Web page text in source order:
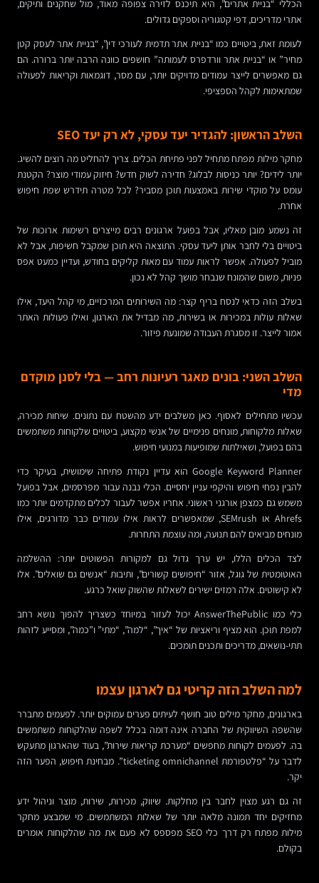
הכללי “בניית אתרים”, היא תיכנס לזירה צפופה מאוד, מול שחקנים ותיקים,
אתרי מדריכים, דפי קטגוריה וספקים גדולים.
לעומת זאת, ביטויים כמו “בניית אתר תדמית לעורכי דין”, “בניית אתר לעסק קטן
מחיר” או “בניית אתר וורדפרס לעמותה” חושפים כוונה הרבה יותר ברורה. הם
גם מאפשרים לייצר עמודים מדויקים יותר, עם מסר, דוגמאות וקריאות לפעולה
שמתאימות לקהל הספציפי.
השלב הראשון: להגדיר יעד עסקי, לא רק יעד SEO
מחקר מילות מפתח מתחיל לפני פתיחת הכלים. צריך להחליט מה רוצים להשיג.
יותר לידים? יותר כניסות לבלוג? חדירה לשוק חדש? חיזוק עמודי מוצר? הקטנת
עומס על מוקדי שירות באמצעות תוכן מסביר? לכל מטרה תידרש שפת חיפוש
אחרת.
זה נשמע מובן מאליו, אבל בפועל ארגונים רבים מייצרים רשימות ארוכות של
ביטויים בלי לחבר אותן ליעד עסקי. התוצאה היא תוכן שמקבל חשיפות, אבל לא
מוביל לפעולה. אפשר לראות עמוד עם מאות קליקים בחודש, ועדיין כמעט אפס
פניות, משום שהמונח שנבחר מושך קהל לא נכון.
בשלב הזה כדאי לנסח בריף קצר: מה השירותים המרכזיים, מי קהל היעד, אילו
שאלות עולות במכירות או בשירות, מה מבדיל את הארגון, ואילו פעולות האתר
אמור לייצר. זו מסגרת העבודה שמונעת פיזור.
השלב השני: בונים מאגר רעיונות רחב — בלי לסנן מוקדם
מדי
עכשיו מתחילים לאסוף. כאן משלבים ידע מהשטח עם נתונים. שיחות מכירה,
שאלות מלקוחות, מונחים פנימיים של אנשי מקצוע, ביטויים שלקוחות משתמשים
בהם בפועל, ושאילתות שמופיעות במנועי חיפוש.
Google Keyword Planner הוא עדיין נקודת פתיחה שימושית, בעיקר כדי
להבין נפחי חיפוש והיקפי עניין יחסיים. הכלי נבנה עבור מפרסמים, אבל בפועל
משמש גם כמצפן אורגני ראשוני. אחריו אפשר לעבור לכלים מתקדמים יותר כמו
Ahrefs או SEMrush, שמאפשרים לראות אילו עמודים כבר מדורגים, אילו
מונחים מביאים להם תנועה, ומה עוצמת התחרות.
לצד הכלים הללו, יש ערך גדול גם למקורות הפשוטים יותר: ההשלמה
האוטומטית של גוגל, אזור “חיפושים קשורים”, ותיבות “אנשים גם שואלים”. אלו
לא קישוטים. אלה רמזים ישירים לשאלות שהשוק שואל כרגע.
כלי כמו AnswerThePublic יכול לעזור במיוחד כשצריך להפוך נושא רחב
למפת תוכן. הוא מציף וריאציות של “איך”, “למה”, “מתי” ו”כמה”, ומסייע לזהות
תתי-נושאים, מדריכים ותכנים תומכים.
למה השלב הזה קריטי גם לארגון עצמו
בארגונים, מחקר מילים טוב חושף לעיתים פערים עמוקים יותר. לפעמים מתברר
שהשפה השיווקית של החברה אינה דומה בכלל לשפה שהלקוחות משתמשים
בה. לפעמים לקוחות מחפשים “מערכת קריאות שירות”, בעוד שהארגון מתעקש
לדבר על “פלטפורמת ticketing omnichannel”. מבחינת חיפוש, הפער הזה
יקר.
זה גם רגע מצוין לחבר בין מחלקות. שיווק, מכירות, שירות, מוצר וניהול ידע
מחזיקים יחד תמונה מלאה יותר של שאלות המשתמשים. מי שמבצע מחקר
מילות מפתח רק דרך כלי SEO מפספס לא פעם את מה שהלקוחות אומרים
בקולם.